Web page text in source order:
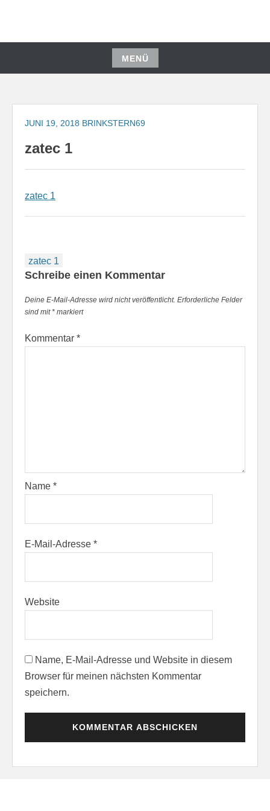
springen
MENÜ
Zum
springen
JUNI 19, 2018 BRINKSTERN69
zatec 1
zatec 1
Beitragsnavigation
zatec 1
Schreibe einen Kommentar
Deine E-Mail-Adresse wird nicht veröffentlicht. Erforderliche Felder
sind mit* markiert
Kommentar *
Name *
E-Mail-Adresse *
Website
Name, E-Mail-Adresse und Website in diesem
Browser für meinen nächsten Kommentar
speichern.